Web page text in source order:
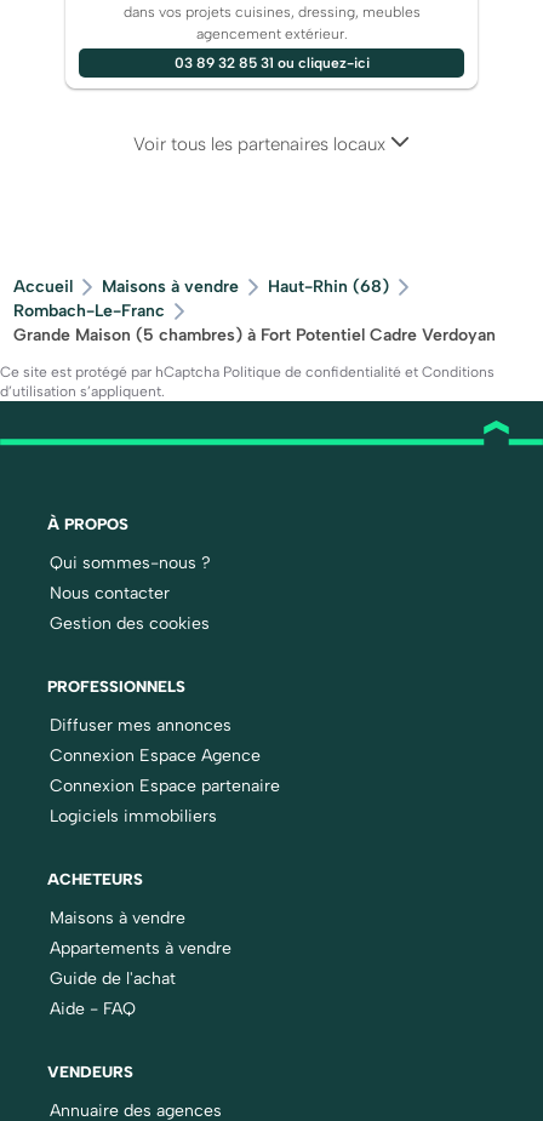
dans vos projets cuisines, dressing, meubles
agencement extérieur.
03 89 32 85 31 ou cliquez-ici
Voir tous les partenaires locaux
Accueil Maisons à vendre
Haut-Rhin (68)
Rombach-Le-Franc
Grande Maison (5 chambres) à Fort Potentiel Cadre Verdoyan
Ce site est protégé par hCaptcha Politique de confidentialité et Conditions
d’utilisation s’appliquent.
À PROPOS
Qui sommes-nous ?
Nous contacter
Gestion des cookies
PROFESSIONNELS
Diffuser mes annonces
Connexion Espace Agence
Connexion Espace partenaire
Logiciels immobiliers
ACHETEURS
Maisons à vendre
Appartements à vendre
Guide de l'achat
Aide - FAQ
VENDEURS
Annuaire des agences